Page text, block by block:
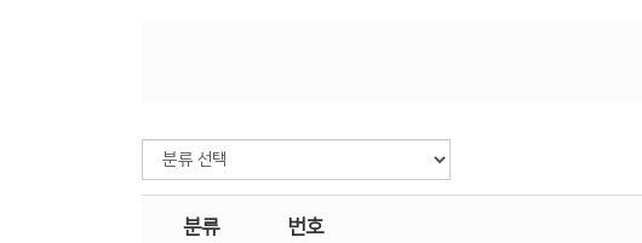
분류 번호